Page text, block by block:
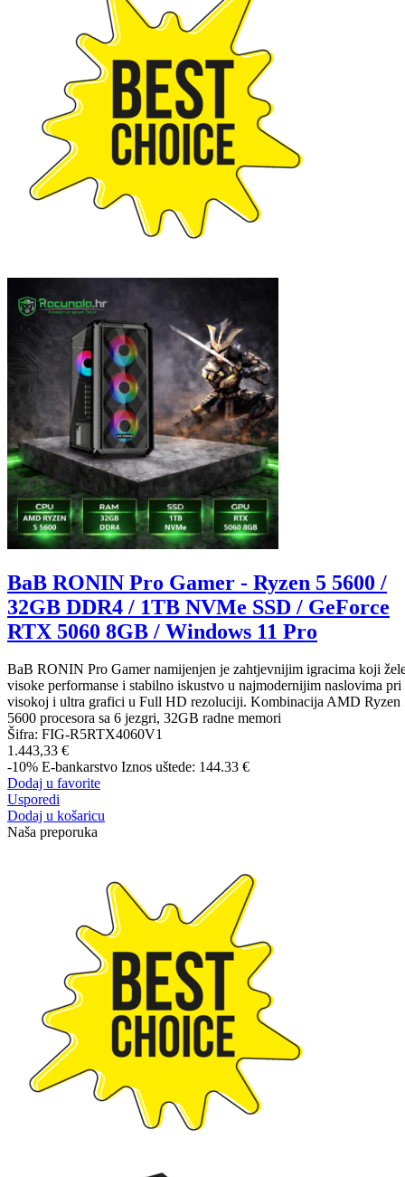
BaB RONIN Pro Gamer - Ryzen 5 5600 /
32GB DDR4 / 1TB NVMe SSD / GeForce
RTX 5060 8GB / Windows 11 Pro
BaB RONIN Pro Gamer namijenjen je zahtjevnijim igracima koji
visoke performanse i stabilno iskustvo u najmodernijim naslovima pri
visokoj i ultra grafici u Full HD rezoluciji. Kombinacija AMD Ryzen
5600 procesora sa 6 jezgri, 32GB radne memori
Šifra: FIG-R5RTX4060V1
1.443,33 €
-10% E-bankarstvo Iznos uštede: 144.33 €
Dodaj u favorite
Usporedi
Dodaj u košaricu
Naša preporuka